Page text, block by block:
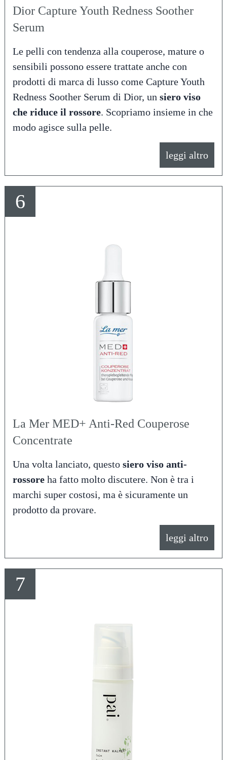
Dior Capture Youth Redness Soother
Serum
Le pelli con tendenza alla couperose, mature o
sensibili possono essere trattate anche con
prodotti di marca di lusso come Capture Youth
Redness Soother Serum di Dior, un siero viso
che riduce il rossore. Scopriamo insieme in che
modo agisce sulla pelle.
leggi altro
6
La Mer MED+ Anti-Red Couperose
Concentrate
Una volta lanciato, questo siero viso anti-
rossoreha fatto molto discutere. Non è tra i
marchi super costosi, ma è sicuramente un
prodotto da provare.
leggi altro
7